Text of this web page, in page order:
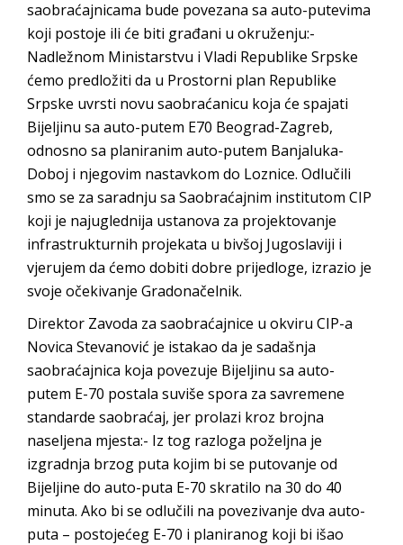
saobraćajnicama bude povezana sa auto-putevima
koji postoje ili će biti građani u okruženju:-
Nadležnom Ministarstvu i Vladi Republike Srpske
ćemo predložiti da u Prostorni plan Republike
Srpske uvrsti novu saobraćanicu koja će spajati
Bijeljinu sa auto-putem E70 Beograd-Zagreb,
odnosno sa planiranim auto-putem Banjaluka-
Doboj i njegovim nastavkom do Loznice. Odlučili
smo se za saradnju sa Saobraćajnim institutom CIP
koji je najuglednija ustanova za projektovanje
infrastrukturnih projekata u bivšoj Jugoslaviji i
vjerujem da ćemo dobiti dobre prijedloge, izrazio je
svoje očekivanje Gradonačelnik.
Direktor Zavoda za saobraćajnice u okviru CIP-a
Novica Stevanović je istakao da je sadašnja
saobraćajnica koja povezuje Bijeljinu sa auto-
putem E-70 postala suviše spora za savremene
standarde saobraćaj, jer prolazi kroz brojna
naseljena mjesta:- Iz tog razloga poželjna je
izgradnja brzog puta kojim bi se putovanje od
Bijeljine do auto-puta E-70 skratilo na 30 do 40
minuta. Ako bi se odlučili na povezivanje dva auto-
puta – postojećeg E-70 i planiranog koji bi išao